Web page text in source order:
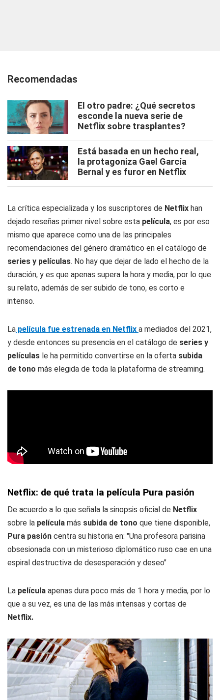
Recomendadas
El otro padre: ¿Qué secretos
esconde la nueva serie de
Netflix sobre trasplantes?
Está basada en un hecho real,
la protagoniza Gael García
Bernal y es furor en Netflix
La crítica especializada y los suscriptores de Netflix han
dejado reseñas primer nivel sobre esta película, es por eso
mismo que aparece como una de las principales
recomendaciones del género dramático en el catálogo de
series y películas. No hay que dejar de lado el hecho de la
duración, y es que apenas supera la hora y media, por lo que
su relato, además de ser subido de tono, es corto e
intenso.
La película fue estrenada en Netflix a mediados del 2021,
y desde entonces su presencia en el catálogo de series y
películas le ha permitido convertirse en la oferta subida
de tono más elegida de toda la plataforma de streaming.
Netflix: de qué trata la película Pura pasión
De acuerdo a lo que señala la sinopsis oficial de Netflix
sobre la película más subida de tono que tiene disponible,
Pura pasión centra su historia en: "Una profesora parisina
obsesionada con un misterioso diplomático ruso cae en una
espiral destructiva de desesperación y deseo"
La película apenas dura poco más de 1 hora y media, por lo
que a su vez, es una de las más intensas y cortas de
Netflix.